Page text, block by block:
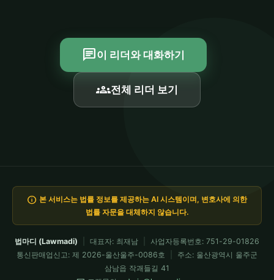
chat이 리더와 대화하기
groups전체 리더 보기
info 본 서비스는 법률 정보를 제공하는 AI 시스템이며, 변호사에 의한
법률 자문을 대체하지 않습니다.
법마디 (Lawmadi) 대표자: 최재남
사업자등록번호: 751-29-01826
통신판매업신고: 제 2026-울산울주-0086호
주소: 울산광역시 울주군
삼남읍 작괘들길 41